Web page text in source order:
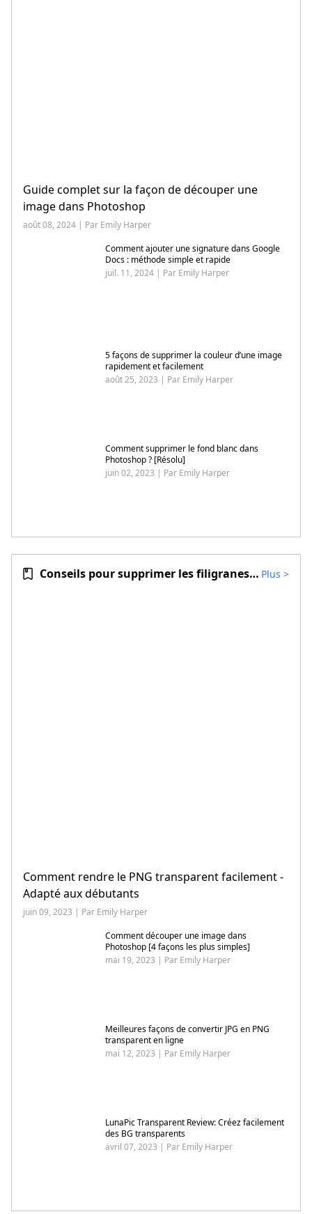
Guide complet sur la façon de découper une
image dans Photoshop
août 08, 2024 | Par Emily Harper
Comment ajouter une signature dans Google
Docs : méthode simple et rapide
juil. 11, 2024 | Par Emily Harper
5 façons de supprimer la couleur d’une image
rapidement et facilement
août 25, 2023 | Par Emily Harper
Comment supprimer le fond blanc dans
Photoshop ? [Résolu]
juin 02, 2023 | Par Emily Harper
Conseils pour supprimer les filigranes vidéo Plus >
Comment rendre le PNG transparent facilement -
Adapté aux débutants
juin 09, 2023 | Par Emily Harper
Comment découper une image dans
Photoshop [4 façons les plus simples]
mai 19, 2023 | Par Emily Harper
Meilleures façons de convertir JPG en PNG
transparent en ligne
mai 12, 2023 | Par Emily Harper
LunaPic Transparent Review: Créez facilement
des BG transparents
avril 07, 2023 | Par Emily Harper